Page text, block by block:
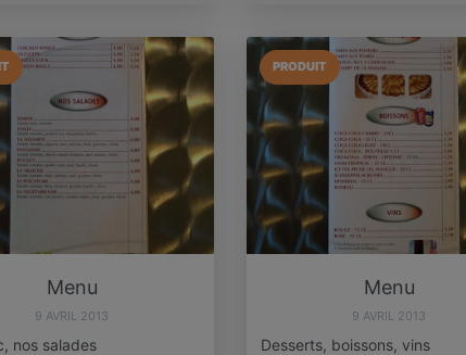
Menu
9 AVRIL 2013
nos salades
PRODUIT
Menu
9 AVRIL 2013
Desserts, boissons, vins